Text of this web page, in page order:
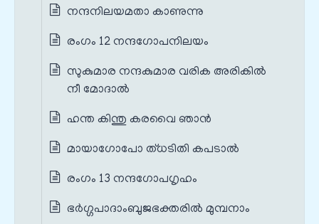
നന്ദനിലയമതാ കാണുന്നു
രംഗം 12 നന്ദഗോപനിലയം
സുകുമാര നന്ദകുമാര വരിക അരികിൽ
നീ മോദാൽ
ഹന്ത കിന്തു കരവൈ ഞാൻ
മായാഗോപോ ത്‌ധടിതി കപടാൽ
രംഗം 13 നന്ദഗോപഗൃഹം
ഭർഗ്ഗപാദാംബുജഭക്തരിൽ മുമ്പനാം